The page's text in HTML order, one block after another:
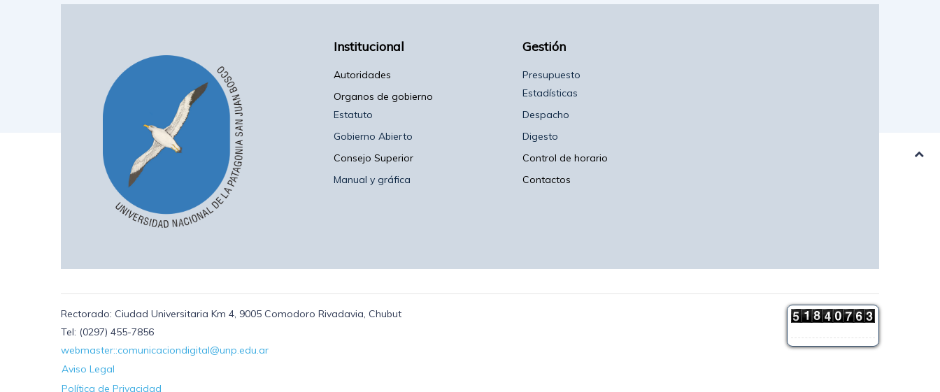
Institucional
Autoridades
Organos de gobierno
Estatuto
Gobierno Abierto
Consejo Superior
Manual y gráfica
Gestión
Presupuesto
Estadísticas
Despacho
Digesto
Control de horario
Contactos
Rectorado: Ciudad Universitaria Km 4, 9005 Comodoro Rivadavia, Chubut
Tel: (0297) 455-7856
webmaster::comunicaciondigital@unp.edu.ar
Aviso Legal
Política de Privacidad